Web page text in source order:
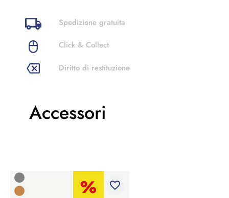
Spedizione gratuita
Click & Collect
Diritto di restituzione
Accessori
favorite_border